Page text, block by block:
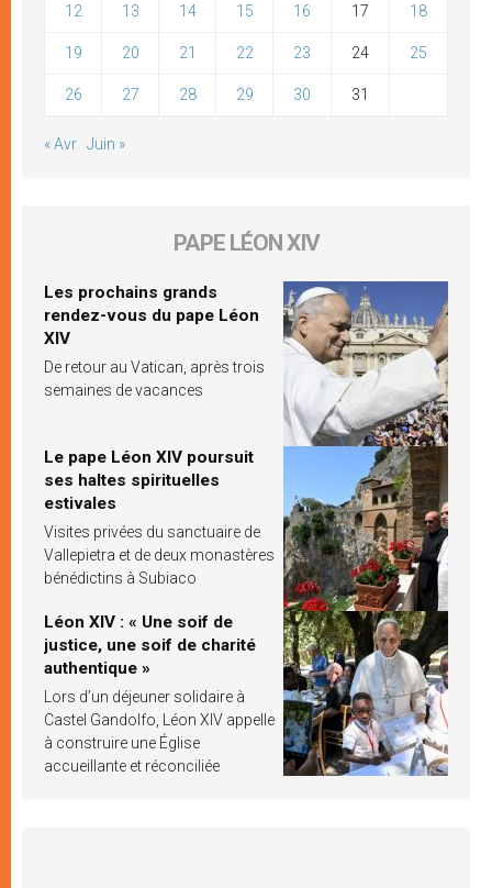
12 13 14 15 16 17 18
19 20 21 22 23 24 25
26 27 28 29 30 31
« Avr Juin »
PAPE LÉON XIV
Les prochains grands
rendez-vous du pape Léon
XIV
De retour au Vatican, après trois
semaines de vacances
Le pape Léon XIV poursuit
ses haltes spirituelles
estivales
Visites privées du sanctuaire de
Vallepietra et de deux monastères
bénédictins à Subiaco
Léon XIV : « Une soif de
justice, une soif de charité
authentique »
Lors d’un déjeuner solidaire à
Castel Gandolfo, Léon XIV appelle
à construire une Église
accueillante et réconciliée